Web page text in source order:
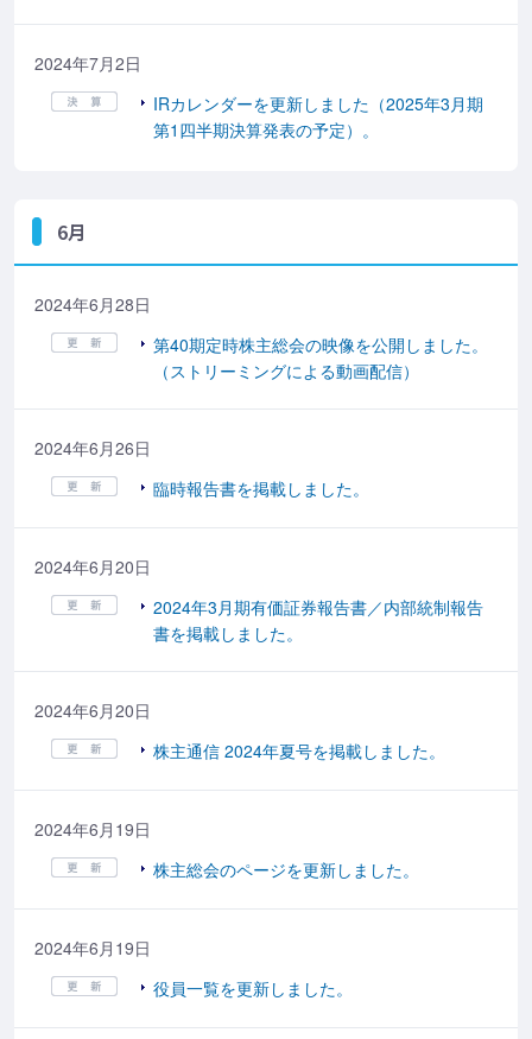
2024年7月2日
IRカレンダーを更新しました（2025年3月期
第1四半期決算発表の予定）。
6月
2024年6月28日
第40期定時株主総会の映像を公開しました。
（ストリーミングによる動画配信）
2024年6月26日
臨時報告書を掲載しました。
2024年6月20日
2024年3月期有価証券報告書／内部統制報告
書を掲載しました。
2024年6月20日
株主通信 2024年夏号を掲載しました。
2024年6月19日
株主総会のページを更新しました。
2024年6月19日
役員一覧を更新しました。